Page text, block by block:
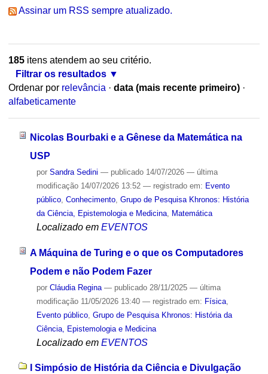
Assinar um RSS sempre atualizado.
185itens atendem ao seu critério.
Filtrar os resultados
Ordenar por relevância · data (mais recente primeiro) ·
alfabeticamente
Nicolas Bourbaki e a Gênese da Matemática na
USP
por Sandra Sedini — publicado14/07/2026 — última
modificação14/07/2026 13:52 — registrado em: Evento
público, Conhecimento, Grupo de Pesquisa Khronos: História
da Ciência, Epistemologia e Medicina, Matemática
Localizado em EVENTOS
A Máquina de Turing e o que os Computadores
Podem e não Podem Fazer
por Cláudia Regina — publicado28/11/2025 — última
modificação11/05/2026 13:40 — registrado em: Física,
Evento público, Grupo de Pesquisa Khronos: História da
Ciência, Epistemologia e Medicina
Localizado em EVENTOS
I Simpósio de História da Ciência e Divulgação